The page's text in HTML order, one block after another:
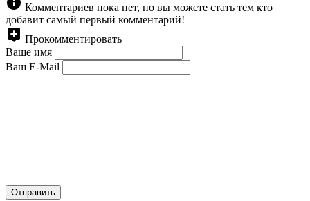
Комментариев пока нет, но вы можете стать тем кто
добавит самый первый комментарий!
Прокомментировать
Ваше имя
Ваш E-Mail
Отправить